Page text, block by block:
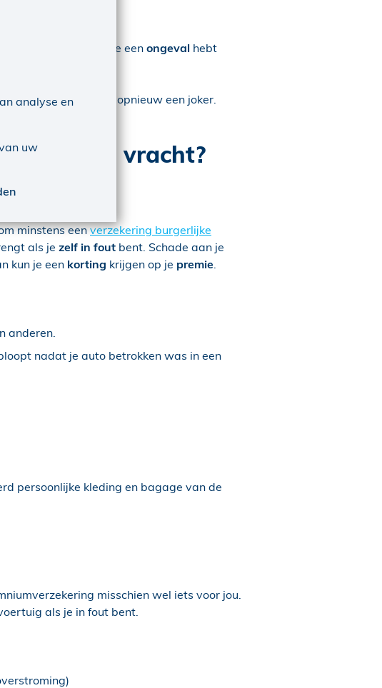
kun je inzetten als je eenongeval hebt
is? Dan verdien je opnieuw een joker.
je lichte vracht?
minstens eenverzekering burgerlijke
als je zelf in fout bent. Schade aan je
kun je een korting krijgen op je premie
anderen.
nadat je auto betrokken was in een
persoonlijke kleding en bagage van de
misschien wel iets voor jou.
als je in fout bent.
analyse en
uw